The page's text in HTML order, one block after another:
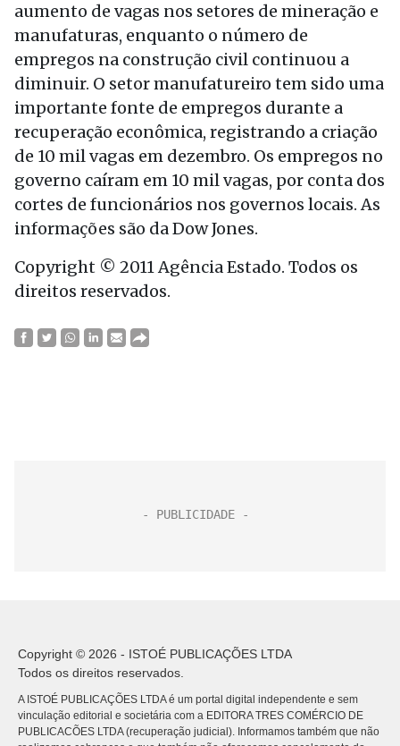
aumento de vagas nos setores de mineração e
manufaturas, enquanto o número de
empregos na construção civil continuou a
diminuir. O setor manufatureiro tem sido uma
importante fonte de empregos durante a
recuperação econômica, registrando a criação
de 10 mil vagas em dezembro. Os empregos no
governo caíram em 10 mil vagas, por conta dos
cortes de funcionários nos governos locais. As
informações são da Dow Jones.
Copyright © 2011 Agência Estado. Todos os
direitos reservados.
Copyright © 2026 - ISTOÉ PUBLICAÇÕES LTDA
Todos os direitos reservados.
A ISTOÉ PUBLICAÇÕES LTDA é um portal digital independente e sem
vinculação editorial e societária com a EDITORA TRES COMÉRCIO DE
PUBLICACÕES LTDA (recuperação judicial). Informamos também que não